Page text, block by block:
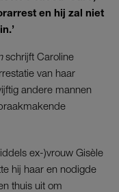
en hij zal niet
schrijft Caroline
van haar
andere mannen
ex-)vrouw Gisèle
hij haar en nodigde
thuis uit om